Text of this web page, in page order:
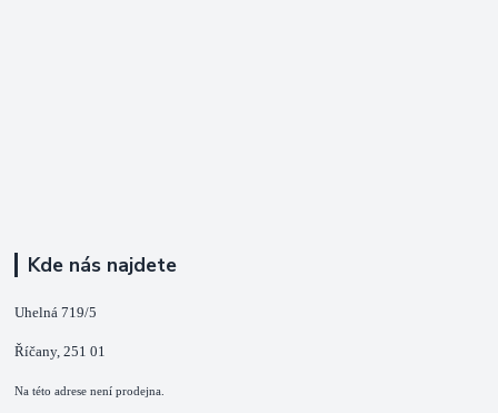
Kde nás najdete
Uhelná 719/5
Říčany, 251 01
Na této adrese není prodejna.